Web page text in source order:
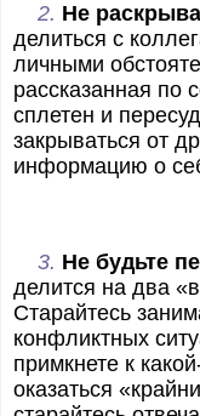
2. Не
делиться с
личными
рассказанная по
сплетен и
закрываться от
информацию о
3. Не будьте
делится на два
Старайтесь
конфликтных
примкнете к
оказаться